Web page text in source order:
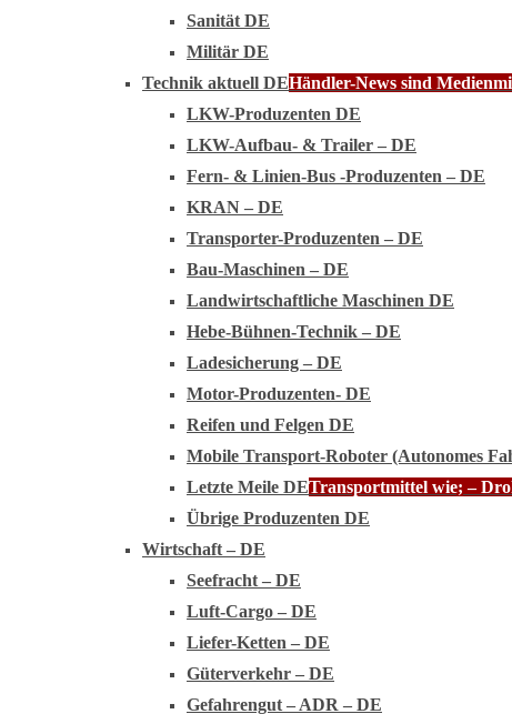
Sanität DE
Militär DE
Technik aktuell DEHändler-News sind
LKW-Produzenten DE
LKW-Aufbau- & Trailer – DE
Fern- & Linien-Bus -Produzenten – DE
KRAN – DE
Transporter-Produzenten – DE
Bau-Maschinen – DE
Landwirtschaftliche Maschinen DE
Hebe-Bühnen-Technik – DE
Ladesicherung – DE
Motor-Produzenten- DE
Reifen und Felgen DE
Mobile Transport-Roboter (Autonomes
Letzte Meile DETransportmittel wie; –
Übrige Produzenten DE
Wirtschaft – DE
Seefracht – DE
Luft-Cargo – DE
Liefer-Ketten – DE
Güterverkehr – DE
Gefahrengut – ADR – DE